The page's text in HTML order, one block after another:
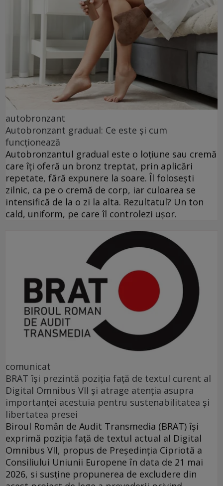
autobronzant
Autobronzant gradual: Ce este și cum
funcționează
Autobronzantul gradual este o loțiune sau cremă
care îți oferă un bronz treptat, prin aplicări
repetate, fără expunere la soare. Îl folosești
zilnic, ca pe o cremă de corp, iar culoarea se
intensifică de la o zi la alta. Rezultatul? Un ton
cald, uniform, pe care îl controlezi ușor.
comunicat
BRAT își prezintă poziția față de textul curent al
Digital Omnibus VII și atrage atenția asupra
importanței acestuia pentru sustenabilitatea și
libertatea presei
Biroul Român de Audit Transmedia (BRAT) își
exprimă poziția față de textul actual al Digital
Omnibus VII, propus de Președinția Cipriotă a
Consiliului Uniunii Europene în data de 21 mai
2026, si susține propunerea de excludere din